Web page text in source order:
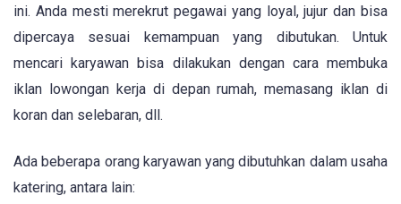
ini. Anda mesti merekrut pegawai yang loyal, jujur dan bisa
dipercaya sesuai kemampuan yang dibutukan. Untuk
mencari karyawan bisa dilakukan dengan cara membuka
iklan lowongan kerja di depan rumah, memasang iklan di
koran dan selebaran, dll.
Ada beberapa orang karyawan yang dibutuhkan dalam usaha
katering, antara lain: